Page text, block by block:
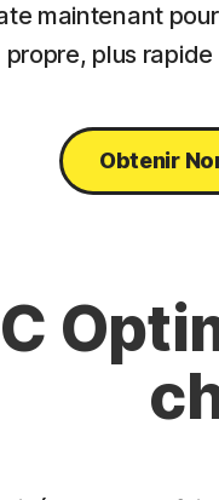
maintenant
propre, plus
Obtenir